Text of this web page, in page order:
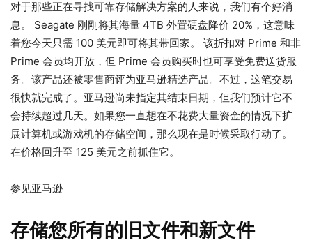
对于那些正在寻找可靠存储解决方案的人来说，我们有个好消
息。 Seagate 刚刚将其海量 4TB 外置硬盘降价 20%，这意味
着您今天只需 100 美元即可将其带回家。 该折扣对 Prime 和非
Prime 会员均开放，但 Prime 会员购买时也可享受免费送货服
务。该产品还被零售商评为亚马逊精选产品。不过，这笔交易
很快就完成了。亚马逊尚未指定其结束日期，但我们预计它不
会持续超过几天。如果您一直想在不花费大量资金的情况下扩
展计算机或游戏机的存储空间，那么现在是时候采取行动了。
在价格回升至 125 美元之前抓住它。
参见亚马逊
存储您所有的旧文件和新文件